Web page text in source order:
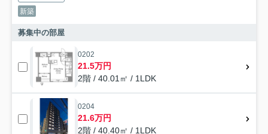
新築
募集中の部屋
0202
21.5万円
2階 / 40.01㎡ / 1LDK
0204
21.6万円
2階 / 40.40㎡ / 1LDK